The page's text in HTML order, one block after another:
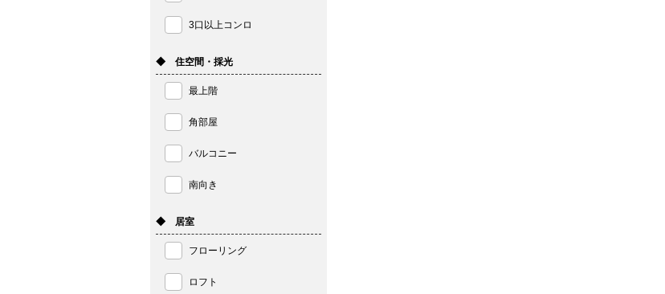
3口以上コンロ
◆ 住空間・採光
最上階
角部屋
バルコニー
南向き
◆ 居室
フローリング
ロフト